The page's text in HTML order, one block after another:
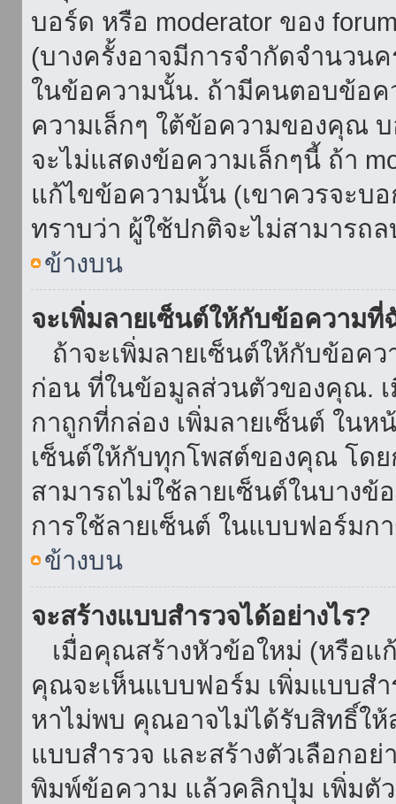
บอร์ด หรือ moderator ของ
(บางครั้งอาจมีการจำกัดจำนวน
ในข้อความนั้น. ถ้ามีคนตอบข้อ
ความเล็กๆ ใต้ข้อความของคุณ
จะไม่แสดงข้อความเล็กๆนี้ ถ้า
แก้ไขข้อความนั้น (เขาควรจะบ
ทราบว่า ผู้ใช้ปกติจะไม่สามารถ
ข้างบน
จะเพิ่มลายเซ็นต์ให้กับข้อความที่
ถ้าจะเพิ่มลายเซ็นต์ให้กับข้อค
ก่อน ที่ในข้อมูลส่วนตัวของคุณ.
กาถูกที่กล่อง เพิ่มลายเซ็นต์ ใน
เซ็นต์ให้กับทุกโพสต์ของคุณ โด
สามารถไม่ใช้ลายเซ็นต์ในบางข้
การใช้ลายเซ็นต์ ในแบบฟอร์มก
ข้างบน
จะสร้างแบบสำรวจได้อย่างไร?
เมื่อคุณสร้างหัวข้อใหม่ (หรือ
คุณจะเห็นแบบฟอร์ม เพิ่มแบบส
หาไม่พบ คุณอาจไม่ได้รับสิทธิ์ใ
แบบสำรวจ และสร้างตัวเลือกอย่
พิมพ์ข้อความ แล้วคลิกปุ่ม เพิ่มตั